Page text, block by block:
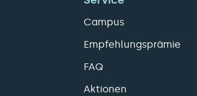
Campus
Empfehlungsprämie
FAQ
Aktionen